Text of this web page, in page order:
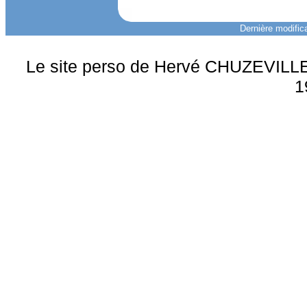
Dernière
Le site perso de Hervé